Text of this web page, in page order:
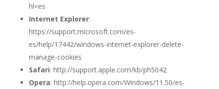
hl=es
Internet Explorer:
https://support.microsoft.com/es-
es/help/17442/windows-internet-explorer-delete-
manage-cookies
Safari: http://support.apple.com/kb/ph5042
Opera: http://help.opera.com/Windows/11.50/es-